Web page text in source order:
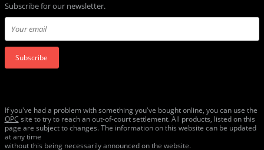
Subscribe for our newsletter.
Subscribe
If you've had a problem with something you've bought online, you can use the
ОРС site to try to reach an out-of-court settlement. All products, listed on this
page are subject to changes. The information on this website can be updated
at any time
without this being necessarily announced on the website.